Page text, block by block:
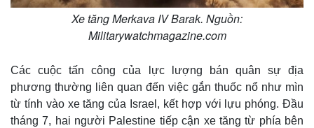
Xe tăng Merkava IV Barak. Nguồn:
Militarywatchmagazine.com
Các cuộc tấn công của lực lượng bán quân sự địa
phương thường liên quan đến việc gắn thuốc nổ như mìn
từ tính vào xe tăng của Israel, kết hợp với lựu phóng. Đầu
tháng 7, hai người Palestine tiếp cận xe tăng từ phía bên